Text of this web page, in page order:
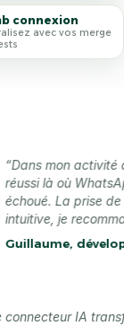
connexion
avec vos merge
mon activité de
là où WhatsApp,
La prise de note
je recommande
“Le connecteur IA